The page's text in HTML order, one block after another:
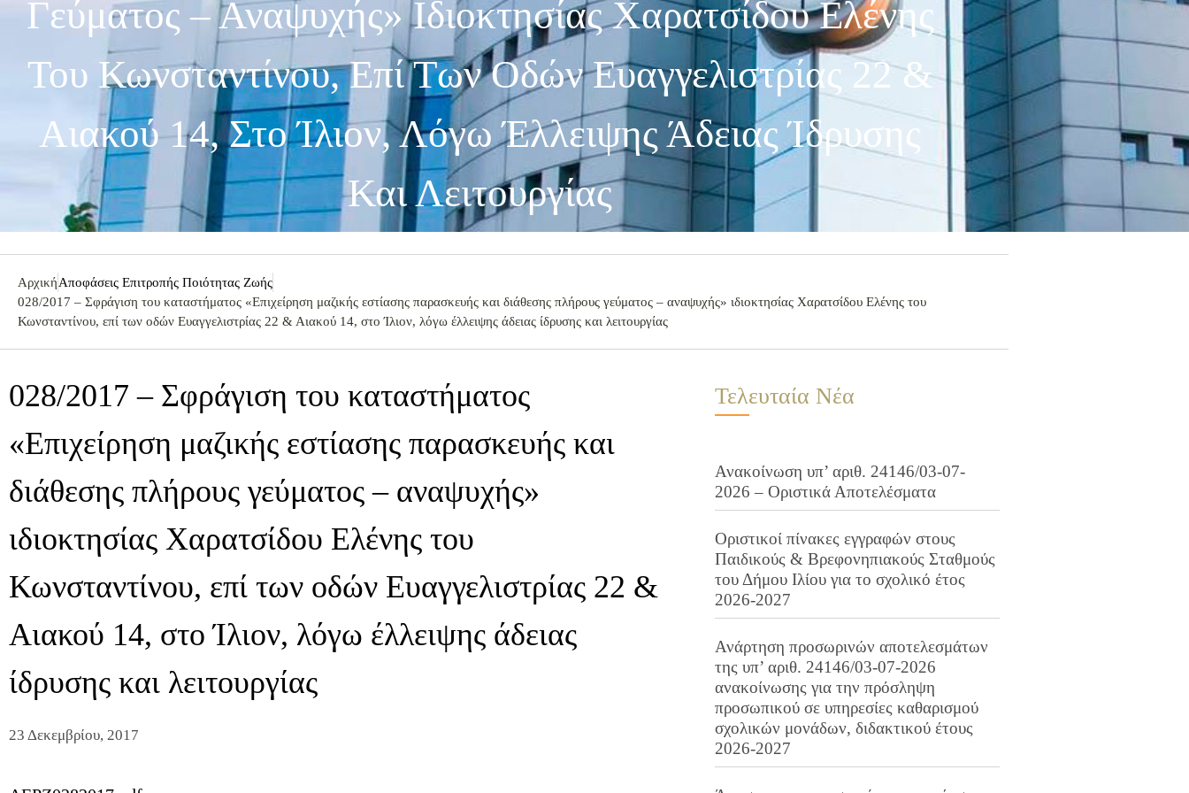
Γεύματος – Αναψυχής» Ιδιοκτησίας Χαρατσίδου Ελένης
Του Κωνσταντίνου, Επί Των Οδών Ευαγγελιστρίας 22 &
Αιακού 14, Στο Ίλιον, Λόγω Έλλειψης Άδειας Ίδρυσης
Και Λειτουργίας
ΑρχικήΑποφάσεις Επιτροπής Ποιότητας Ζωής
028/2017 – Σφράγιση του καταστήματος «Επιχείρηση μαζικής εστίασης παρασκευής και διάθεσης πλήρους γεύματος – αναψυχής» ιδιοκτησίας Χαρατσίδου Ελένης του
Κωνσταντίνου, επί των οδών Ευαγγελιστρίας 22 & Αιακού 14, στο Ίλιον, λόγω έλλειψης άδειας ίδρυσης και λειτουργίας
028/2017 – Σφράγιση του καταστήματος
«Επιχείρηση μαζικής εστίασης παρασκευής και
διάθεσης πλήρους γεύματος – αναψυχής»
ιδιοκτησίας Χαρατσίδου Ελένης του
Κωνσταντίνου, επί των οδών Ευαγγελιστρίας 22 &
Αιακού 14, στο Ίλιον, λόγω έλλειψης άδειας
ίδρυσης και λειτουργίας
23 Δεκεμβρίου, 2017
Τελευταία Νέα
Ανακοίνωση υπ’ αριθ. 24146/03-07-
2026 – Οριστικά Αποτελέσματα
Οριστικοί πίνακες εγγραφών στους
Παιδικούς & Βρεφονηπιακούς Σταθμούς
του Δήμου Ιλίου για το σχολικό έτος
2026-2027
Ανάρτηση προσωρινών αποτελεσμάτων
της υπ’ αριθ. 24146/03-07-2026
ανακοίνωσης για την πρόσληψη
προσωπικού σε υπηρεσίες καθαρισμού
σχολικών μονάδων, διδακτικού έτους
2026-2027